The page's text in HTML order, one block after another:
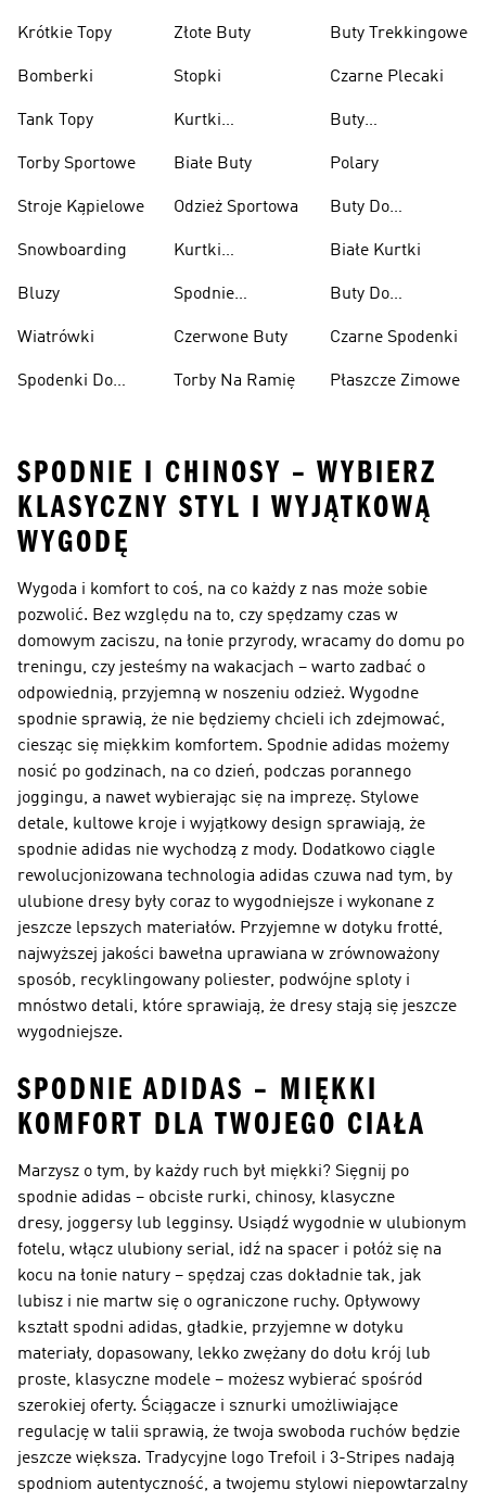
Krótkie Topy
Bomberki
Tank Topy
Torby Sportowe
Stroje Kąpielowe
Snowboarding
Bluzy
Wiatrówki
Spodenki Do
Złote Buty
Stopki
Kurtki
Białe Buty
Odzież Sportowa
Kurtki
Spodnie
Czerwone Buty
Torby Na Ramię
Buty Trekkingowe
Czarne Plecaki
Buty
Polary
Buty Do
Ciężarów
Białe Kurtki
Buty Do
Czarne Spodenki
Płaszcze Zimowe
SPODNIE I CHINOSY – WYBIERZ
KLASYCZNY STYL I WYJĄTKOWĄ
WYGODĘ
Wygoda i komfort to coś, na co każdy z nas może sobie
pozwolić. Bez względu na to, czy spędzamy czas w
domowym zaciszu, na łonie przyrody, wracamy do domu po
treningu, czy jesteśmy na wakacjach – warto zadbać o
odpowiednią, przyjemną w noszeniu odzież. Wygodne
spodnie sprawią, że nie będziemy chcieli ich zdejmować,
ciesząc się miękkim komfortem. Spodnie adidas możemy
nosić po godzinach, na co dzień, podczas porannego
joggingu, a nawet wybierając się na imprezę. Stylowe
detale, kultowe kroje i wyjątkowy design sprawiają, że
spodnie adidas nie wychodzą z mody. Dodatkowo ciągle
rewolucjonizowana technologia adidas czuwa nad tym, by
ulubione dresy były coraz to wygodniejsze i wykonane z
jeszcze lepszych materiałów. Przyjemne w dotyku frotté,
najwyższej jakości bawełna uprawiana w zrównoważony
sposób, recyklingowany poliester, podwójne sploty i
mnóstwo detali, które sprawiają, że dresy stają się jeszcze
wygodniejsze.
SPODNIE ADIDAS – MIĘKKI
KOMFORT DLA TWOJEGO CIAŁA
Marzysz o tym, by każdy ruch był miękki? Sięgnij po
spodnie adidas – obcisłe rurki, chinosy, klasyczne
dresy, joggersy lub legginsy. Usiądź wygodnie w ulubionym
fotelu, włącz ulubiony serial, idź na spacer i połóż się na
kocu na łonie natury – spędzaj czas dokładnie tak, jak
lubisz i nie martw się o ograniczone ruchy. Opływowy
kształt spodni adidas, gładkie, przyjemne w dotyku
materiały, dopasowany, lekko zwężany do dołu krój lub
proste, klasyczne modele – możesz wybierać spośród
szerokiej oferty. Ściągacze i sznurki umożliwiające
regulację w talii sprawią, że twoja swoboda ruchów będzie
jeszcze większa. Tradycyjne logo Trefoil i 3-Stripes nadają
spodniom autentyczność, a twojemu stylowi niepowtarzalny